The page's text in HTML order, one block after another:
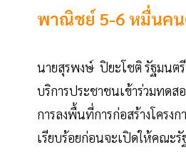
พาณิชย์ 5-6 หมื่นค
นายสุรพงษ์ ปิยะโชติ รัฐมนต
บริการประชาชนเข้าร่วมทดส
การลงพื้นที่การก่อสร้างโครง
เรียบร้อยก่อนจะเปิดให้คณะ